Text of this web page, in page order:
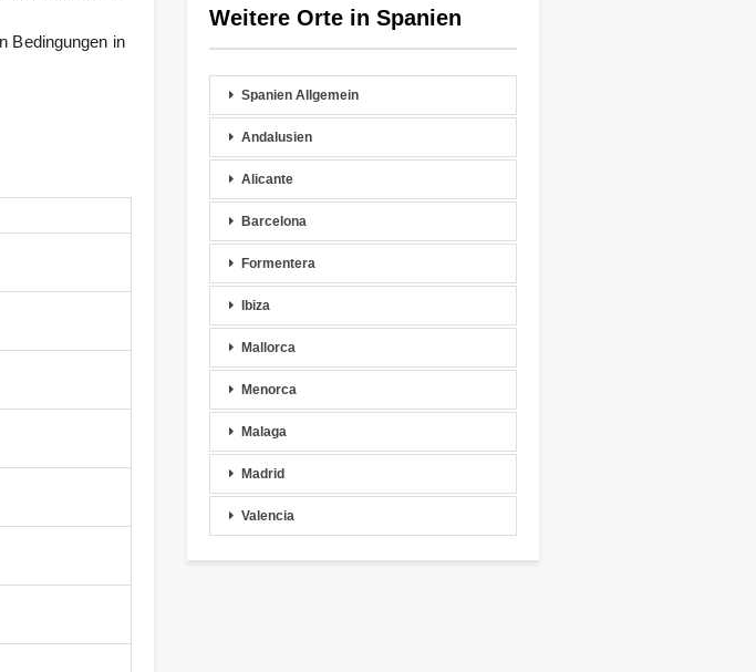
Bedingungen in
Weitere Orte in Spanien
Spanien Allgemein
Andalusien
Alicante
Barcelona
Formentera
Ibiza
Mallorca
Menorca
Malaga
Madrid
Valencia